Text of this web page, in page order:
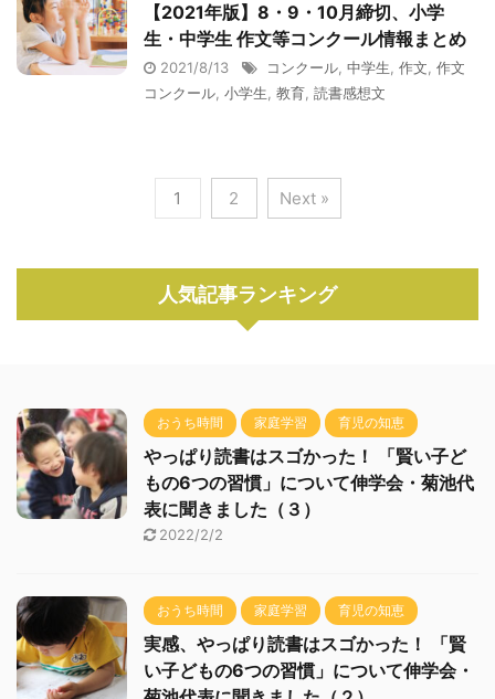
【2021年版】8・9・10月締切、小学
生・中学生 作文等コンクール情報まとめ
2021/8/13 コンクール 中学生 作文 作文
コンクール 小学生 教育 読書感想文
1 2 Next »
人気記事ランキング
おうち時間 家庭学習 育児の知恵
やっぱり読書はスゴかった！ 「賢い子ど
もの6つの習慣」について伸学会・菊池代
表に聞きました（３）
2022/2/2
おうち時間 家庭学習 育児の知恵
実感、やっぱり読書はスゴかった！ 「賢
い子どもの6つの習慣」について伸学会・